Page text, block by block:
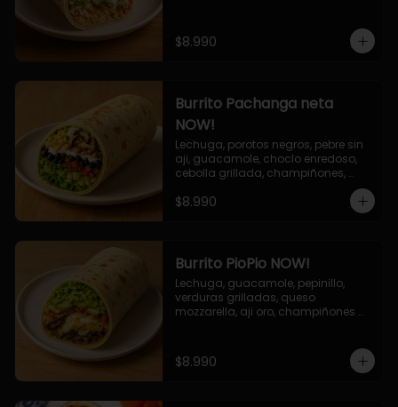
$8.990
Burrito Pachanga neta
NOW!
Lechuga, porotos negros, pebre sin
aji, guacamole, choclo enredoso,
cebolla grillada, champiñones,
$8.990
Burrito PioPio NOW!
Lechuga, guacamole, pepinillo,
verduras grilladas, queso
mozzarella, aji oro, champiñones
$8.990